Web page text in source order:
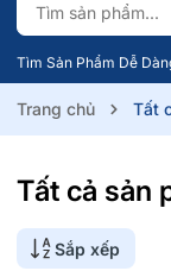
Tìm Sản Phẩm Dễ
Trang chủ Tất
Tất cả sản
Sắp xếp